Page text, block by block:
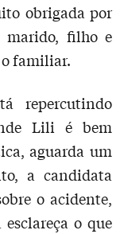
obrigada por
filho e
familiar.
repercutindo
Lili é bem
aguarda um
a candidata
o acidente,
o que